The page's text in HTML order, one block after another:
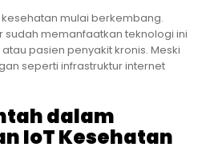
mulai berkembang.
memanfaatkan teknologi ini
pasien penyakit kronis. Meski
seperti infrastruktur internet
dalam
IoT Kesehatan